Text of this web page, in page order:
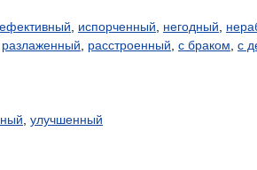
испорченный негодный
разлаженный расстроенный с браком с
улучшенный